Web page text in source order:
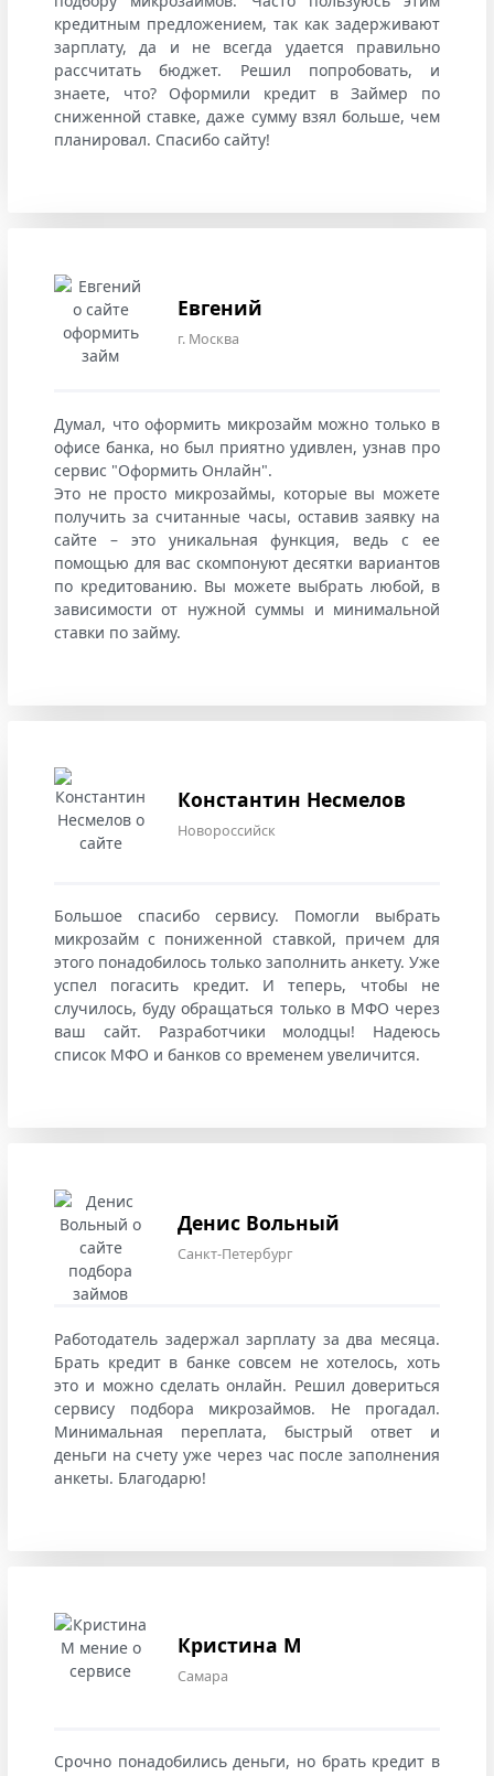
кредитным предложением, так как задерживают
зарплату, да и не всегда удается правильно
рассчитать бюджет. Решил попробовать, и
знаете, что? Оформили кредит в Займер по
сниженной ставке, даже сумму взял больше, чем
планировал. Спасибо сайту!
Евгений
г. Москва
Думал, что оформить микрозайм можно только в
офисе банка, но был приятно удивлен, узнав про
сервис "Оформить Онлайн".
Это не просто микрозаймы, которые вы можете
получить за считанные часы, оставив заявку на
сайте – это уникальная функция, ведь с ее
помощью для вас скомпонуют десятки вариантов
по кредитованию. Вы можете выбрать любой, в
зависимости от нужной суммы и минимальной
ставки по займу.
Константин Несмелов
Новороссийск
Большое спасибо сервису. Помогли выбрать
микрозайм с пониженной ставкой, причем для
этого понадобилось только заполнить анкету. Уже
успел погасить кредит. И теперь, чтобы не
случилось, буду обращаться только в МФО через
ваш сайт. Разработчики молодцы! Надеюсь
список МФО и банков со временем увеличится.
Денис Вольный
Санкт-Петербург
Работодатель задержал зарплату за два месяца.
Брать кредит в банке совсем не хотелось, хоть
это и можно сделать онлайн. Решил довериться
сервису подбора микрозаймов. Не прогадал.
Минимальная переплата, быстрый ответ и
деньги на счету уже через час после заполнения
анкеты. Благодарю!
Кристина М
Самара
Срочно понадобились деньги, но брать кредит в